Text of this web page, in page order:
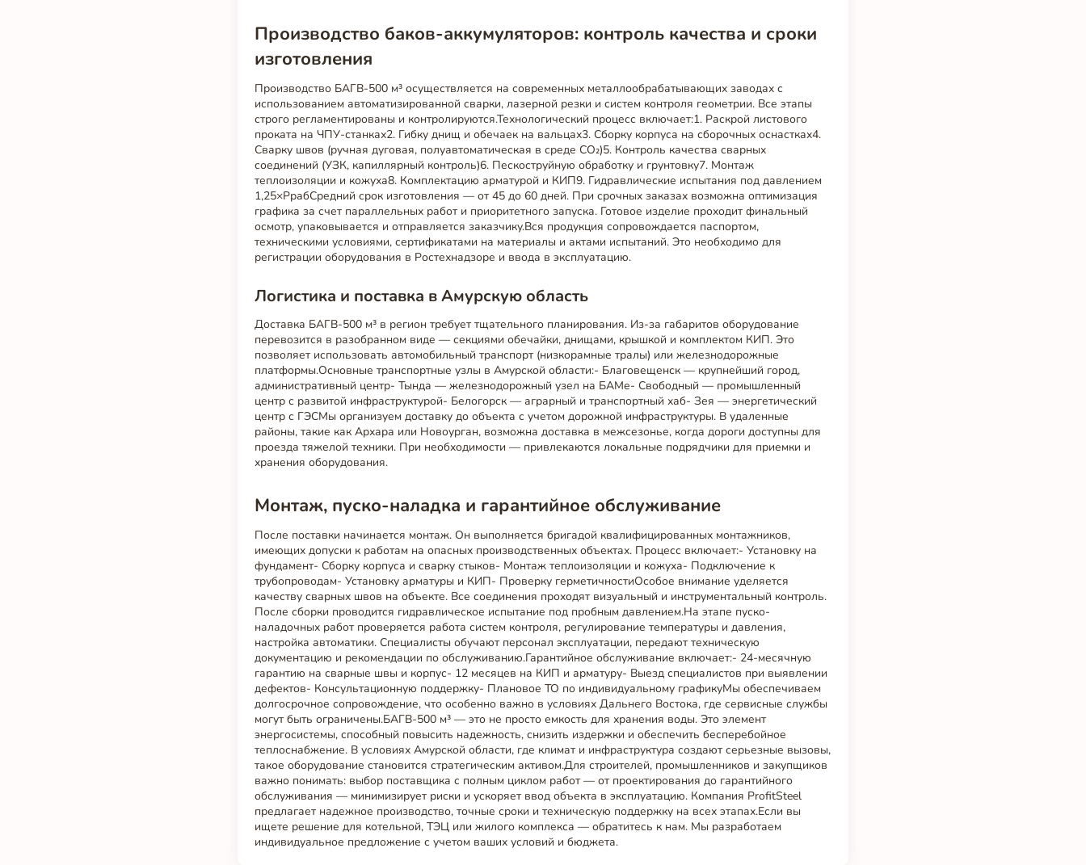
Производство баков-аккумуляторов: контроль качества и сроки
изготовления
Производство БАГВ-500 м³ осуществляется на современных металлообрабатывающих заводах с
использованием автоматизированной сварки, лазерной резки и систем контроля геометрии. Все этапы
строго регламентированы и контролируются.Технологический процесс включает:1. Раскрой листового
проката на ЧПУ-станках2. Гибку днищ и обечаек на вальцах3. Сборку корпуса на сборочных оснастках4.
Сварку швов (ручная дуговая, полуавтоматическая в среде CO₂)5. Контроль качества сварных
соединений (УЗК, капиллярный контроль)6. Пескоструйную обработку и грунтовку7. Монтаж
теплоизоляции и кожуха8. Комплектацию арматурой и КИП9. Гидравлические испытания под давлением
1,25×PрабСредний срок изготовления — от 45 до 60 дней. При срочных заказах возможна оптимизация
графика за счет параллельных работ и приоритетного запуска. Готовое изделие проходит финальный
осмотр, упаковывается и отправляется заказчику.Вся продукция сопровождается паспортом,
техническими условиями, сертификатами на материалы и актами испытаний. Это необходимо для
регистрации оборудования в Ростехнадзоре и ввода в эксплуатацию.
Логистика и поставка в Амурскую область
Доставка БАГВ-500 м³ в регион требует тщательного планирования. Из-за габаритов оборудование
перевозится в разобранном виде — секциями обечайки, днищами, крышкой и комплектом КИП. Это
позволяет использовать автомобильный транспорт (низкорамные тралы) или железнодорожные
платформы.Основные транспортные узлы в Амурской области:- Благовещенск — крупнейший город,
административный центр- Тында — железнодорожный узел на БАМе- Свободный — промышленный
центр с развитой инфраструктурой- Белогорск — аграрный и транспортный хаб- Зея — энергетический
центр с ГЭСМы организуем доставку до объекта с учетом дорожной инфраструктуры. В удаленные
районы, такие как Архара или Новоурган, возможна доставка в межсезонье, когда дороги доступны для
проезда тяжелой техники. При необходимости — привлекаются локальные подрядчики для приемки и
хранения оборудования.
Монтаж, пуско-наладка и гарантийное обслуживание
После поставки начинается монтаж. Он выполняется бригадой квалифицированных монтажников,
имеющих допуски к работам на опасных производственных объектах. Процесс включает:- Установку на
фундамент- Сборку корпуса и сварку стыков- Монтаж теплоизоляции и кожуха- Подключение к
трубопроводам- Установку арматуры и КИП- Проверку герметичностиОсобое внимание уделяется
качеству сварных швов на объекте. Все соединения проходят визуальный и инструментальный контроль.
После сборки проводится гидравлическое испытание под пробным давлением.На этапе пуско-
наладочных работ проверяется работа систем контроля, регулирование температуры и давления,
настройка автоматики. Специалисты обучают персонал эксплуатации, передают техническую
документацию и рекомендации по обслуживанию.Гарантийное обслуживание включает:- 24-месячную
гарантию на сварные швы и корпус- 12 месяцев на КИП и арматуру- Выезд специалистов при выявлении
дефектов- Консультационную поддержку- Плановое ТО по индивидуальному графикуМы обеспечиваем
долгосрочное сопровождение, что особенно важно в условиях Дальнего Востока, где сервисные службы
могут быть ограничены.БАГВ-500 м³ — это не просто емкость для хранения воды. Это элемент
энергосистемы, способный повысить надежность, снизить издержки и обеспечить бесперебойное
теплоснабжение. В условиях Амурской области, где климат и инфраструктура создают серьезные вызовы,
такое оборудование становится стратегическим активом.Для строителей, промышленников и закупщиков
важно понимать: выбор поставщика с полным циклом работ — от проектирования до гарантийного
обслуживания — минимизирует риски и ускоряет ввод объекта в эксплуатацию. Компания ProfitSteel
предлагает надежное производство, точные сроки и техническую поддержку на всех этапах.Если вы
ищете решение для котельной, ТЭЦ или жилого комплекса — обратитесь к нам. Мы разработаем
индивидуальное предложение с учетом ваших условий и бюджета.